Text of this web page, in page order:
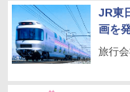
JR東
画を
旅行